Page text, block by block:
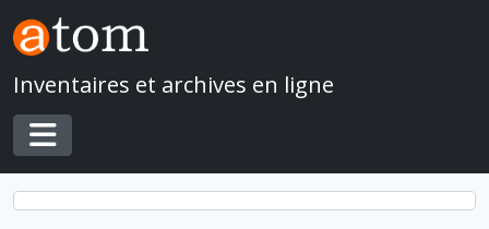
Skip to main content
Inventaires et archives en ligne
Toggle navigation